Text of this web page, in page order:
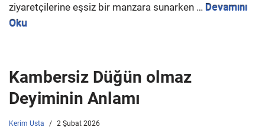
ziyaretçilerine eşsiz bir manzara sunarken … Devamını
Oku
Kambersiz Düğün olmaz
Deyiminin Anlamı
Kerim Usta 2 Şubat 2026